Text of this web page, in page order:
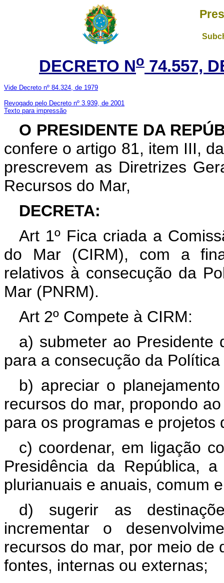
DECRETO No 74.557,
Vide Decreto nº 84.324, de 1979
Revogado pelo Decreto nº 3.939, de 2001
Texto para impressão
O PRESIDENTE DA
confere o artigo 81, item III,
prescrevem as Diretrizes
Recursos do Mar,
DECRETA:
Art 1º Fica criada a
do Mar (CIRM), com a
relativos à consecução da
Mar (PNRM).
Art 2º Compete à CIRM:
a) submeter ao Presidente
para a consecução da
b) apreciar o
recursos do mar, propondo
para os programas e projetos
c) coordenar, em ligação
Presidência da República,
plurianuais e anuais, comum
d) sugerir as
incrementar o
recursos do mar, por meio de
fontes, internas ou externas;